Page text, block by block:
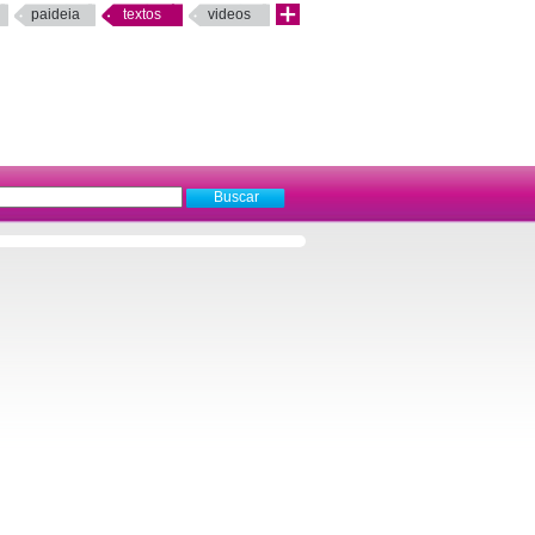
paideia textos videos